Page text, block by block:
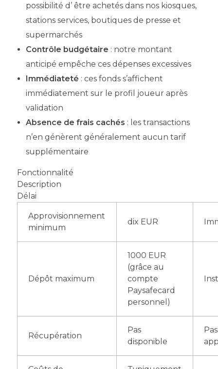
possibilité d’ être achetés dans nos kiosques,
stations services, boutiques de presse et
supermarchés
Contrôle budgétaire : notre montant
anticipé empêche ces dépenses excessives
Immédiateté : ces fonds s’affichent
immédiatement sur le profil joueur après
validation
Absence de frais cachés : les transactions
n’en génèrent généralement aucun tarif
supplémentaire
Fonctionnalité
Description
Délai
Approvisionnement
minimum
dix EUR
Dépôt maximum
1000 EUR
(grâce au
compte
Paysafecard
personnel)
Récupération
Pas
disponible
Pas